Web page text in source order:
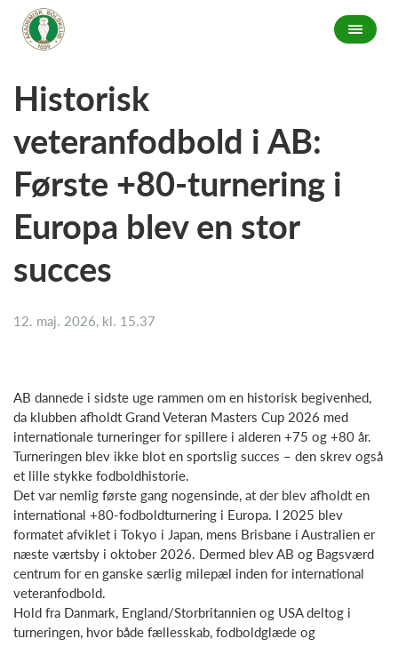
Historisk
veteranfodbold i AB:
Første +80-turnering i
Europa blev en stor
succes
12. maj. 2026, kl. 15.37
AB dannede i sidste uge rammen om en historisk begivenhed,
da klubben afholdt Grand Veteran Masters Cup 2026 med
internationale turneringer for spillere i alderen +75 og +80 år.
Turneringen blev ikke blot en sportslig succes – den skrev også
et lille stykke fodboldhistorie.
Det var nemlig første gang nogensinde, at der blev afholdt en
international +80-fodboldturnering i Europa. I 2025 blev
formatet afviklet i Tokyo i Japan, mens Brisbane i Australien er
næste værtsby i oktober 2026. Dermed blev AB og Bagsværd
centrum for en ganske særlig milepæl inden for international
veteranfodbold.
Hold fra Danmark, England/Storbritannien og USA deltog i
turneringen, hvor både fællesskab, fodboldglæde og